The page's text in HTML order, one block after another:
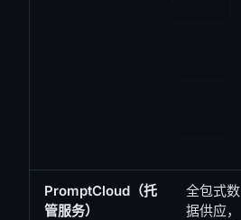
PromptCloud（托
管服务）
全包式数
据供应，